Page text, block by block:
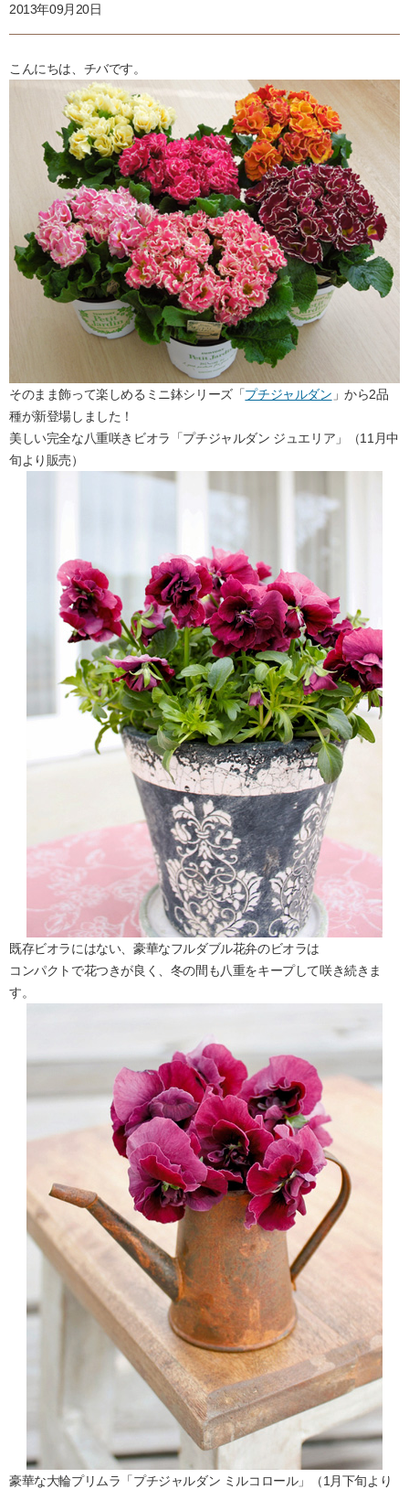
2013年09月20日
こんにちは、チバです。
そのまま飾って楽しめるミニ鉢シリーズ「プチジャルダン 」から2品
種が新登場しました！
美しい完全な八重咲きビオラ「プチジャルダン ジュエリア」（11月中
旬より販売）
既存ビオラにはない、豪華なフルダブル花弁のビオラは
コンパクトで花つきが良く、冬の間も八重をキープして咲き続きま
す。
豪華な大輪プリムラ「プチジャルダン ミルコロール」（1月下旬より